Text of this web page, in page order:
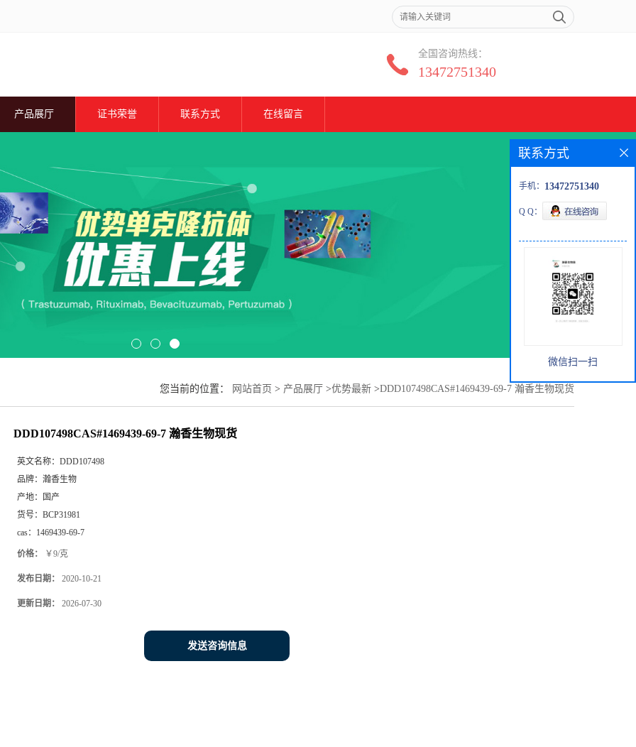
全国咨询热线：
13472751340
产品展厅 证书荣誉 联系方式 在线留言
您当前的位置： 网站首页 > 产品展厅 >优势最新 >DDD107498CAS#1469439-69-7 瀚香生物现货
DDD107498CAS#1469439-69-7 瀚香生物现货
英文名称： DDD107498
品牌： 瀚香生物
产地：
国产
货号： BCP31981
cas： 1469439-69-7
价格： ￥9/克
发布日期： 2020-10-21
更新日期： 2026-07-30
发送咨询信息
联系方式
手机： 13472751340
Q Q：
微信扫一扫